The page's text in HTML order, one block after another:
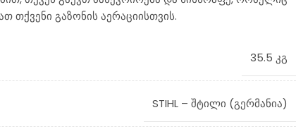
თქვენი გაზონის აერაციისთვის.
35.5 კგ
STIHL – შტილი (გერმანია)